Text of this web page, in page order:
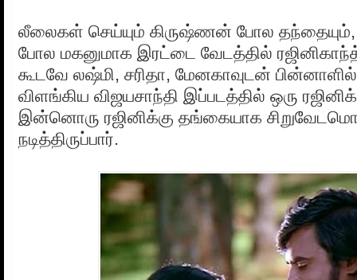
லீலைகள் செய்யும் கிருஷ்ணன் போல
போல மகனுமாக இரட்டை வேடத்தில் ரஜினிகாந்த்
கூடவே லஷ்மி, சரிதா, மேனகாவுடன் பின்னாளில்
விளங்கிய விஜயசாந்தி இப்படத்தில் ஒரு
இன்னொரு ரஜினிக்கு தங்கையாக
நடித்திருப்பார்.